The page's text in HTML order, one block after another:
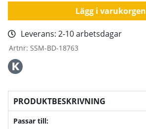
Lägg i varukorgen
Leverans: 2-10 arbetsdagar
Artnr: SSM-BD-18763
PRODUKTBESKRIVNING
Passar till: